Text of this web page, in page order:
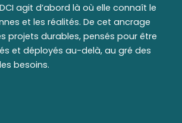
agit d’abord là où elle connaît le
et les réalités. De cet ancrage
projets durables, pensés pour être
et déployés au-delà, au gré des
besoins.